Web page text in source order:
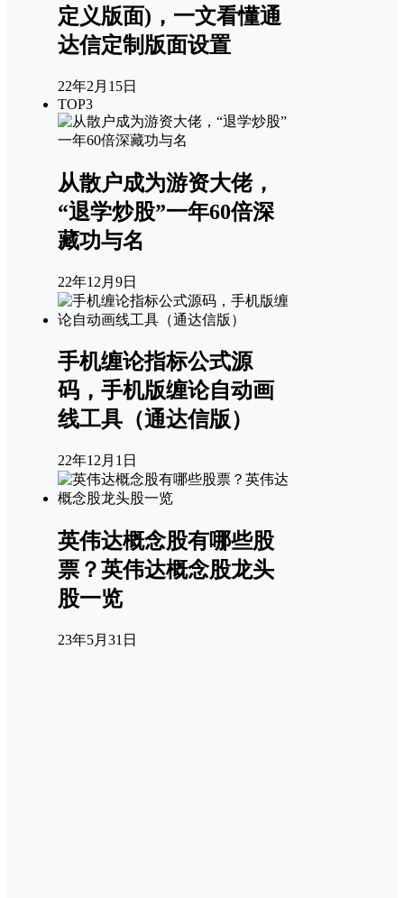
定义版面)，一文看懂通
达信定制版面设置
22年2月15日
TOP3
从散户成为游资大佬，
“退学炒股”一年60倍深
藏功与名
22年12月9日
手机缠论指标公式源
码，手机版缠论自动画
线工具（通达信版）
22年12月1日
英伟达概念股有哪些股
票？英伟达概念股龙头
股一览
23年5月31日